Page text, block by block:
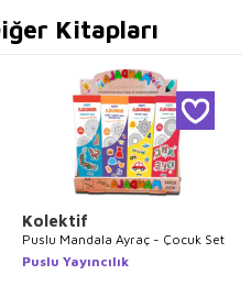
Kitapları
Kolektif
Puslu Mandala Ayraç - Çocuk Set
Puslu Yayıncılık